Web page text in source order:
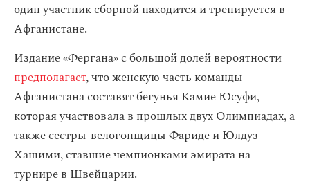
один участник сборной находится и тренируется в
Афганистане.
Издание «Фергана» с большой долей вероятности
предполагает, что женскую часть команды
Афганистана составят бегунья Камие Юсуфи,
которая участвовала в прошлых двух Олимпиадах, а
также сестры-велогонщицы Фариде и Юлдуз
Хашими, ставшие чемпионками эмирата на
турнире в Швейцарии.